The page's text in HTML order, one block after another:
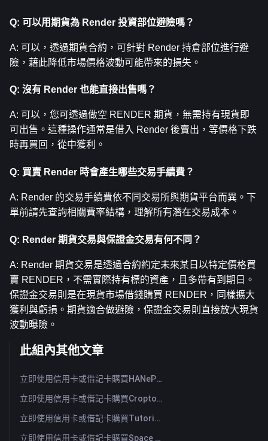
Q: 可以用期貨為 Render 投資部位避險嗎？
A: 可以，透過期貨合約，可針對 Render 持倉部位進行避
險，藉此降低市場價格波動可能帶來的損失。
Q: 沒有 Render 也能直接出售嗎？
A: 可以，您可透過做空 RENDER 期貨，無需持有現貨即
可出售。這種操作通常是借入 Render 後賣出，等價格下跌
時再買回，從中獲利。
Q: 買賣 Render 時會產生哪些交易手續費？
A: Render 的交易手續費依不同交易所與期貨平台而異。下
單前請先查詢相關費率結構，理解所有潛在交易成本。
Q: Render 期貨交易與保證金交易有何不同？
A: Render 期貨交易是透過合約約定未來某日以特定價格買
賣 RENDER，不需實際持有標的資產，且多帶有到期日。
保證金交易則是在現貨市場借錢購買 RENDER，同樣擴大
獲利與虧損。期貨適合做避險，保證金交易則直接放大現貨
波動曝險。
此組內其他文章
立即使用信用卡或借記卡購買HANePlatform (HANEP)
立即使用信用卡或借記卡購買Cropto Wheat Token (CROW)
立即使用信用卡或借記卡購買Tutorial (TUT)
立即使用信用卡或借記卡購買Space ID (ID)